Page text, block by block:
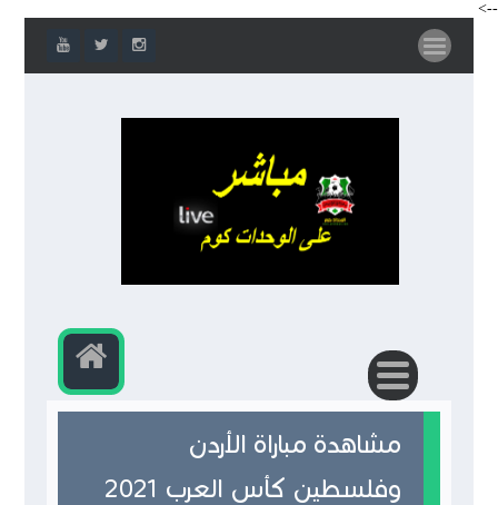
-->
مشاهدة مباراة الأردن
وفلسطين كأس العرب 2021